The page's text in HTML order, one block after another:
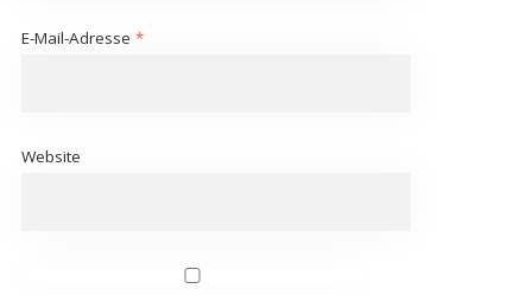
E-Mail-Adresse *
Website